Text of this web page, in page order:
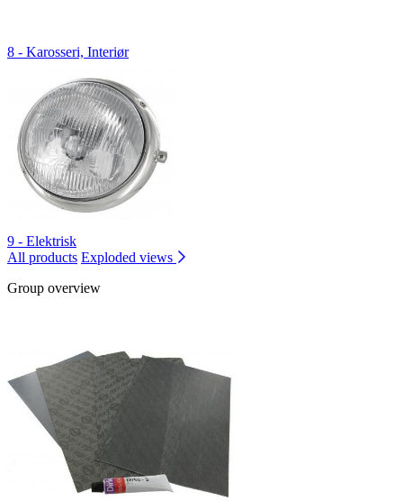
8 - Karosseri, Interiør
9 - Elektrisk
All products Exploded views
Group overview